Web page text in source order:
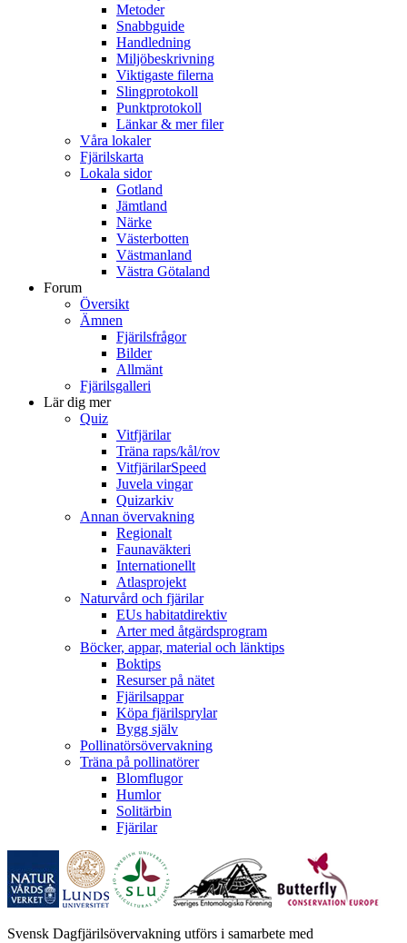
Metoder
Snabbguide
Handledning
Miljöbeskrivning
Viktigaste filerna
Slingprotokoll
Punktprotokoll
Länkar & mer filer
Våra lokaler
Fjärilskarta
Lokala sidor
Gotland
Jämtland
Närke
Västerbotten
Västmanland
Västra Götaland
Forum
Översikt
Ämnen
Fjärilsfrågor
Bilder
Allmänt
Fjärilsgalleri
Lär dig mer
Quiz
Vitfjärilar
Träna raps/kål/rov
VitfjärilarSpeed
Juvela vingar
Quizarkiv
Annan övervakning
Regionalt
Faunaväkteri
Internationellt
Atlasprojekt
Naturvård och fjärilar
EUs habitatdirektiv
Arter med åtgärdsprogram
Böcker, appar, material och länktips
Boktips
Resurser på nätet
Fjärilsappar
Köpa fjärilsprylar
Bygg själv
Pollinatörsövervakning
Träna på pollinatörer
Blomflugor
Humlor
Solitärbin
Fjärilar
Svensk Dagfjärilsövervakning utförs i samarbete med